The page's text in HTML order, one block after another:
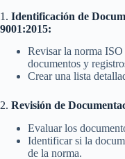
1. Identificación de
9001:2015:
Revisar la norma
documentos y
Crear una lista
2. Revisión de
Evaluar los
Identificar si la
de la norma.